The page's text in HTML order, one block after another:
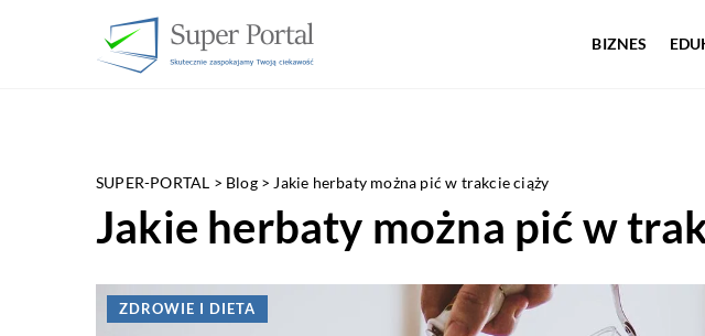
BIZNES
SUPER-PORTAL > Blog> Jakie herbaty można pić w trakcie ciąży
Jakie herbaty można pić w
ZDROWIE I DIETA